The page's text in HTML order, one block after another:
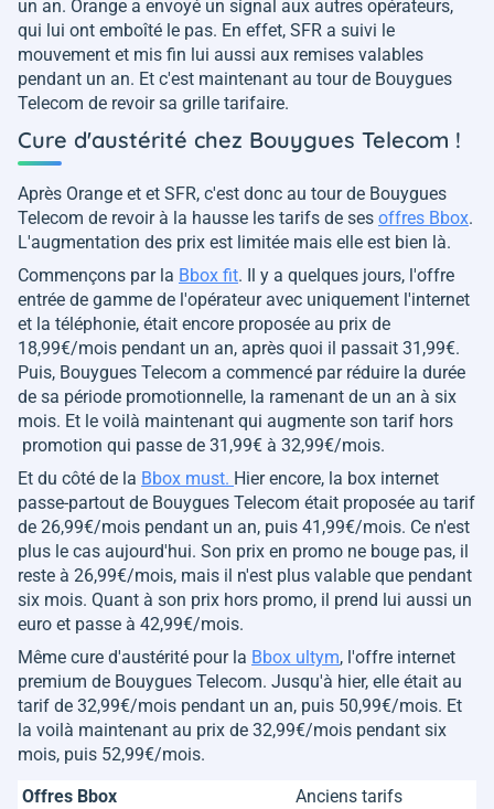
un an. Orange a envoyé un signal aux autres opérateurs,
qui lui ont emboîté le pas. En effet, SFR a suivi le
mouvement et mis fin lui aussi aux remises valables
pendant un an. Et c'est maintenant au tour de Bouygues
Telecom de revoir sa grille tarifaire.
Cure d'austérité chez Bouygues Telecom !
Après Orange et et SFR, c'est donc au tour de Bouygues
Telecom de revoir à la hausse les tarifs de ses offres Bbox.
L'augmentation des prix est limitée mais elle est bien là.
Commençons par la Bbox fit. Il y a quelques jours, l'offre
entrée de gamme de l'opérateur avec uniquement l'internet
et la téléphonie, était encore proposée au prix de
18,99€/mois pendant un an, après quoi il passait 31,99€.
Puis, Bouygues Telecom a commencé par réduire la durée
de sa période promotionnelle, la ramenant de un an à six
mois. Et le voilà maintenant qui augmente son tarif hors
promotion qui passe de 31,99€ à 32,99€/mois.
Et du côté de la Bbox must. Hier encore, la box internet
passe-partout de Bouygues Telecom était proposée au tarif
de 26,99€/mois pendant un an, puis 41,99€/mois. Ce n'est
plus le cas aujourd'hui. Son prix en promo ne bouge pas, il
reste à 26,99€/mois, mais il n'est plus valable que pendant
six mois. Quant à son prix hors promo, il prend lui aussi un
euro et passe à 42,99€/mois.
Même cure d'austérité pour la Bbox ultym, l'offre internet
premium de Bouygues Telecom. Jusqu'à hier, elle était au
tarif de 32,99€/mois pendant un an, puis 50,99€/mois. Et
la voilà maintenant au prix de 32,99€/mois pendant six
mois, puis 52,99€/mois.
Offres Bbox
Anciens tarifs